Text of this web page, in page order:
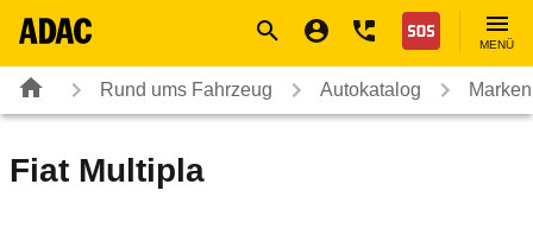
Nothilfe
MENÜ
Rund ums Fahrzeug Autokatalog
Fiat Multipla